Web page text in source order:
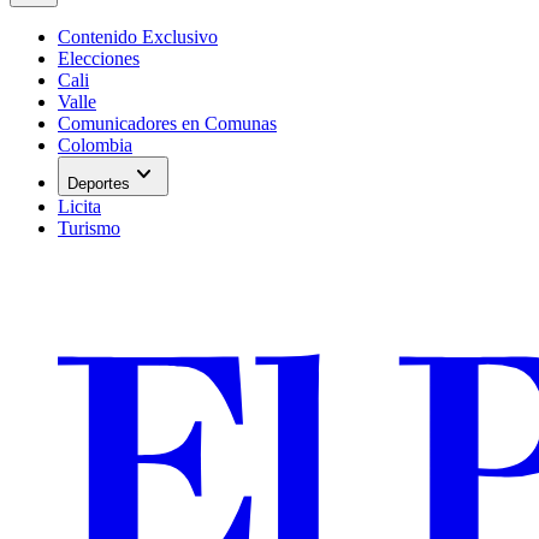
Contenido Exclusivo
Elecciones
Cali
Valle
Comunicadores en Comunas
Colombia
Deportes expand_more
Licita
Turismo